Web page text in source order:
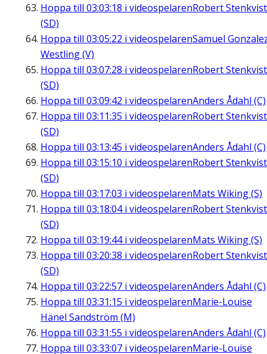
Hoppa till 03:03:18 i videospelarenRobert Stenkvist
(SD)
Hoppa till 03:05:22 i videospelarenSamuel
Westling (V)
Hoppa till 03:07:28 i videospelarenRobert Stenkvist
(SD)
Hoppa till 03:09:42 i videospelarenAnders Ådahl (C)
Hoppa till 03:11:35 i videospelarenRobert Stenkvist
(SD)
Hoppa till 03:13:45 i videospelarenAnders Ådahl (C)
Hoppa till 03:15:10 i videospelarenRobert Stenkvist
(SD)
Hoppa till 03:17:03 i videospelarenMats Wiking (S)
Hoppa till 03:18:04i videospelarenRobert Stenkvist
(SD)
Hoppa till 03:19:44i videospelarenMats Wiking (S)
Hoppa till 03:20:38 i videospelarenRobert Stenkvist
(SD)
Hoppa till 03:22:57 i videospelarenAnders Ådahl (C)
Hoppa till 03:31:15 i videospelarenMarie-Louise
Hänel Sandström (M)
Hoppa till 03:31:55 i videospelarenAnders Ådahl (C)
Hoppa till 03:33:07 i videospelarenMarie-Louise